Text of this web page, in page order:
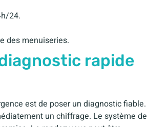
24.
des menuiseries.
rapide
est de poser un diagnostic fiable.
un chiffrage. Le système de